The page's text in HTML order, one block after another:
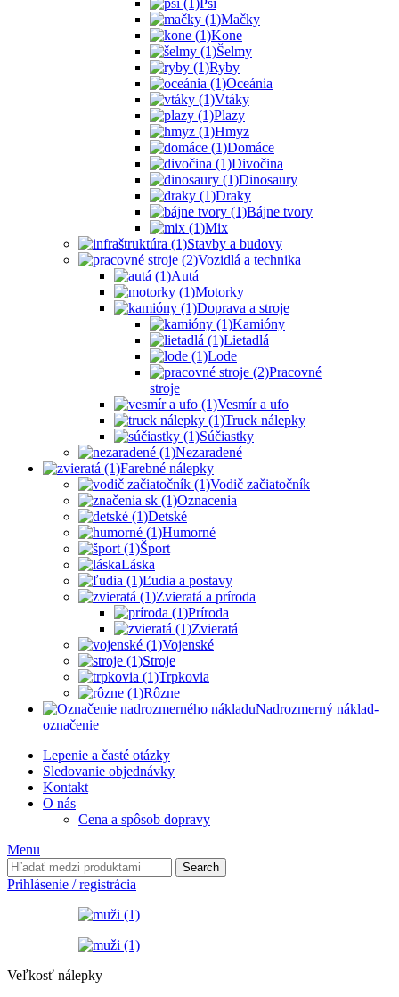
Psi
Mačky
Kone
Šelmy
Ryby
Oceánia
Vtáky
Plazy
Hmyz
Domáce
Divočina
Dinosaury
Draky
Bájne tvory
Mix
Stavby a budovy
Vozidlá a technika
Autá
Motorky
Doprava a stroje
Kamióny
Lietadlá
Lode
Pracovné
stroje
Vesmír a ufo
Truck nálepky
Súčiastky
Nezaradené
Farebné nálepky
Vodič začiatočník
Oznacenia
Detské
Humorné
Šport
Láska
Ľudia a postavy
Zvieratá a príroda
Príroda
Zvieratá
Vojenské
Stroje
Trpkovia
Rôzne
Nadrozmerný náklad-
označenie
Lepenie a časté otázky
Sledovanie objednávky
Kontakt
O nás
Cena a spôsob dopravy
Menu
Search
Prihlásenie / registrácia
Veľkosť nálepky